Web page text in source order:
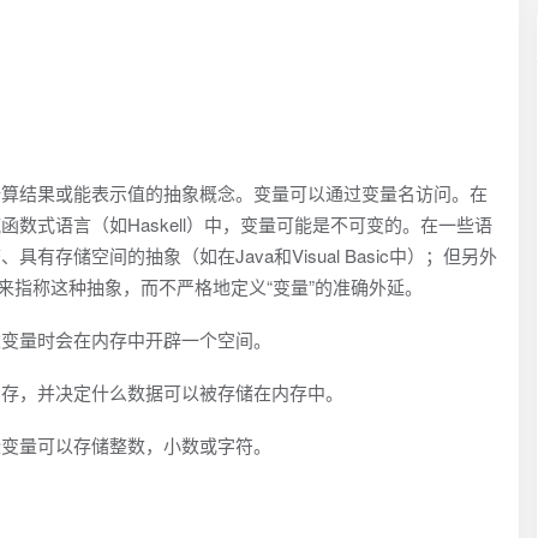
结果或能表示值的抽象概念。变量可以通过变量名访问。在
数式语言（如Haskell）中，变量可能是不可变的。在一些语
具有存储空间的抽象（如在Java和Visual Basic中）；但另外
称这种抽象，而不严格地定义“变量”的准确外延。
量时会在内存中开辟一个空间。
，并决定什么数据可以被存储在内存中。
量可以存储整数，小数或字符。